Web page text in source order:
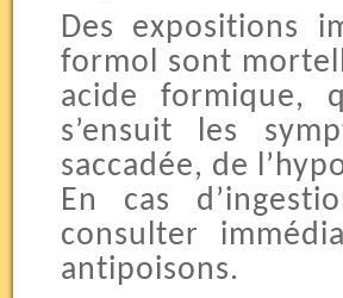
Des expositions
formol sont
acide formique,
s’ensuit les
saccadée, de
En cas
consulter
antipoisons.